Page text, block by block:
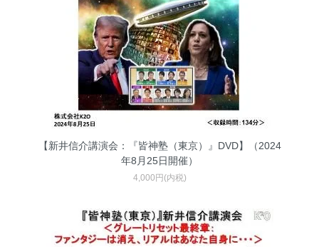
【新井信介講演会：『皆神塾（東京）』DVD】（2024
年8月25日開催）
4,000円(内税)